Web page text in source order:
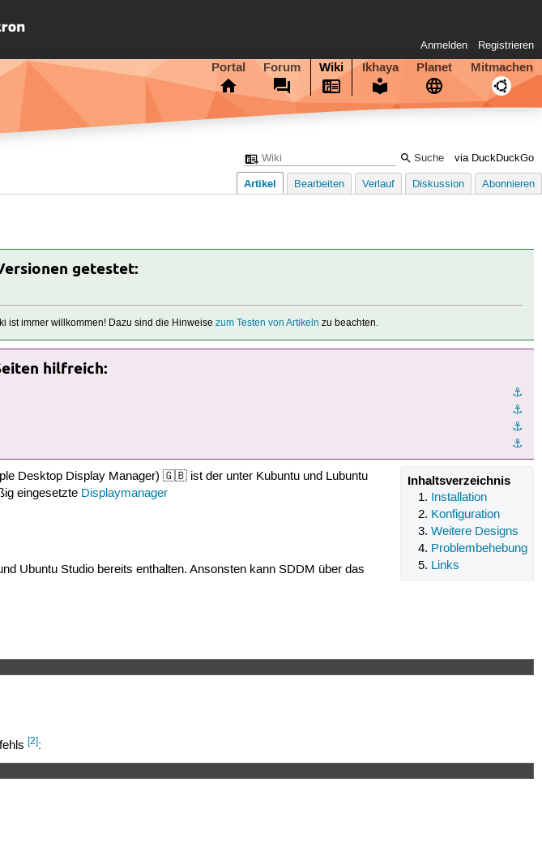
Anmelden Registrieren
Portal Forum Wiki Ikhaya Planet Mitmachen
via DuckDuckGo
Artikel Bearbeiten Verlauf Diskussion Abonnieren
getestet:
ist immer willkommen! Dazu sind die Hinweisezum Testen von Artikeln zu beachten.
hilfreich:
⚓︎
⚓︎
⚓︎
⚓︎
Inhaltsverzeichnis
Installation
Konfiguration
Weitere Designs
Problembehebung
Links
Desktop Display Manager) 🇬🇧 ist der unter Kubuntu und Lubuntu
eingesetzte Displaymanager
Ubuntu Studio bereits enthalten. Ansonsten kann SDDM über das
[2]: